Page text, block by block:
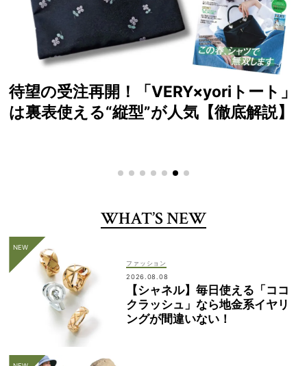
待望の受注再開！「VERY×yoriトート」
は裏表使える“縦型”が人気【徹底解説】
WHAT’S NEW
ファッション
2026.08.08
【シャネル】毎日使える「ココ
クラッシュ」なら地金系イヤリ
ングが間違いない！